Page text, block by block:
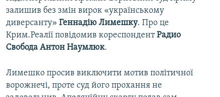
Усі сайти RFE/RL
залишив без змін вирок «українському
диверсанту» Геннадію Лимешку. Про це
Крим.Реалії повідомив кореспондентРадио
Свобода Антон Наумлюк.
Лимешко просив виключити мотив політичної
ворожнечі, проте суд його прохання не